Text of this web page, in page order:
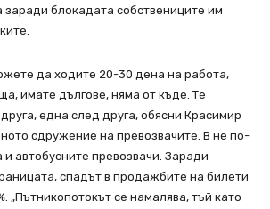
заради блокадата собствениците им
да ходите 20-30 дена на работа,
имате дългове, няма от къде. Те
една след друга, обясни Красимир
сдружение на превозвачите. В не по-
и автобусните превозвачи. Заради
спадът в продажбите на билети
„Пътникопотокът се намалява, тъй като